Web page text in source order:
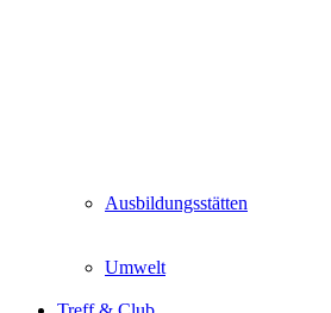
Ausbildungsstätten
Umwelt